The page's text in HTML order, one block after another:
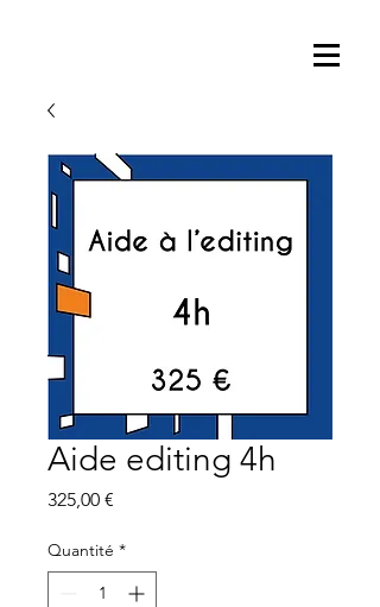
Aide editing 4h
325,00 €
Quantité *